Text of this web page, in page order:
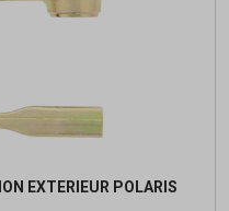
EXTERIEUR POLARIS